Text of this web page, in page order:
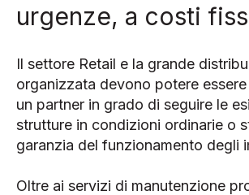
urgenze, a costi
Il settore Retail e la grande
organizzata devono potere
un partner in grado di seguire le
strutture in condizioni ordinarie o
garanzia del funzionamento degli
Oltre ai servizi di manutenzione